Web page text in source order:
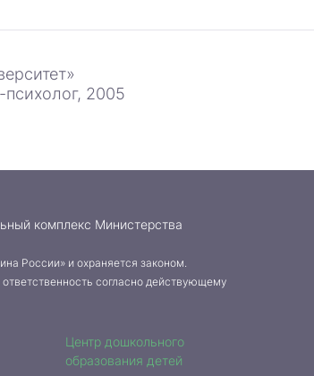
2005
комплекс Министерства
России» и охраняется законом.
согласно действующему
Центр дошкольного
образования детей